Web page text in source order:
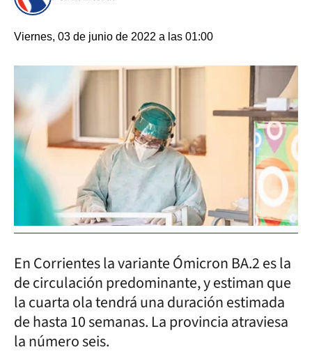
Viernes, 03 de junio de 2022 a las 01:00
En Corrientes la variante Ómicron BA.2 es la
de circulación predominante, y estiman que
la cuarta ola tendrá una duración estimada
de hasta 10 semanas. La provincia atraviesa
la número seis.